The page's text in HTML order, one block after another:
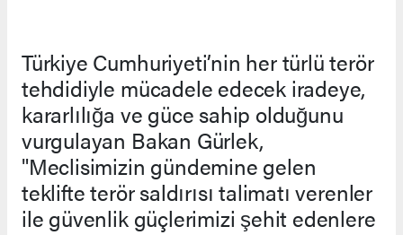
Türkiye Cumhuriyeti’nin her türlü terör
tehdidiyle mücadele edecek iradeye,
kararlılığa ve güce sahip olduğunu
vurgulayan Bakan Gürlek,
"Meclisimizin gündemine gelen
teklifte terör saldırısı talimatı verenler
ile güvenlik güçlerimizi şehit edenlere